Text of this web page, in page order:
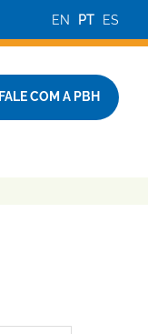
EN PT ES
FALE COM A PBH